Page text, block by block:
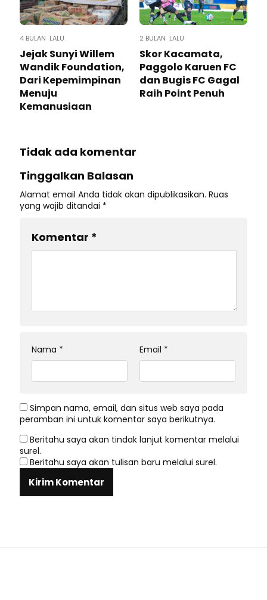
4 BULAN LALU
Jejak Sunyi Willem
Wandik Foundation,
Dari Kepemimpinan
Menuju
Kemanusiaan
2 BULAN LALU
Skor Kacamata,
Paggolo Karuen FC
dan Bugis FC Gagal
Raih Point Penuh
Tidak ada komentar
Tinggalkan Balasan
Alamat email Anda tidak akan dipublikasikan. Ruas
yang wajib ditandai *
Komentar *
Nama * Email *
Simpan nama, email, dan situs web saya pada
peramban ini untuk komentar saya berikutnya.
Beritahu saya akan tindak lanjut komentar melalui
surel.
Beritahu saya akan tulisan baru melalui surel.